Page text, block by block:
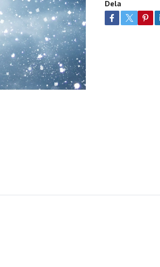
Dela